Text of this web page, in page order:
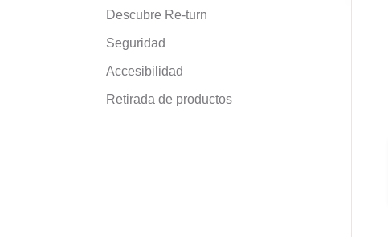
Descubre Re-turn
Seguridad
Accesibilidad
Retirada de productos